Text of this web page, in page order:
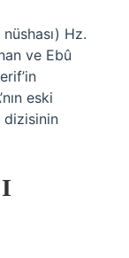
Hz.
ve Ebû
eski
dizisinin